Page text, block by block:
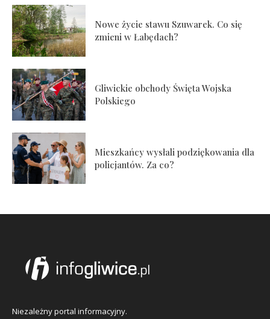
Nowe życie stawu Szuwarek. Co się
zmieni w Łabędach?
Gliwickie obchody Święta Wojska
Polskiego
Mieszkańcy wysłali podziękowania dla
policjantów. Za co?
Niezależny portal informacyjny.